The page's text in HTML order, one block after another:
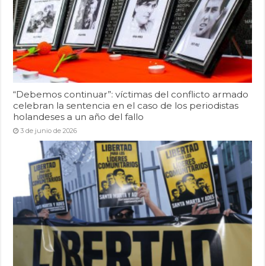
“Debemos continuar”: víctimas del conflicto armado
celebran la sentencia en el caso de los periodistas
holandeses a un año del fallo
3 de junio de 2026